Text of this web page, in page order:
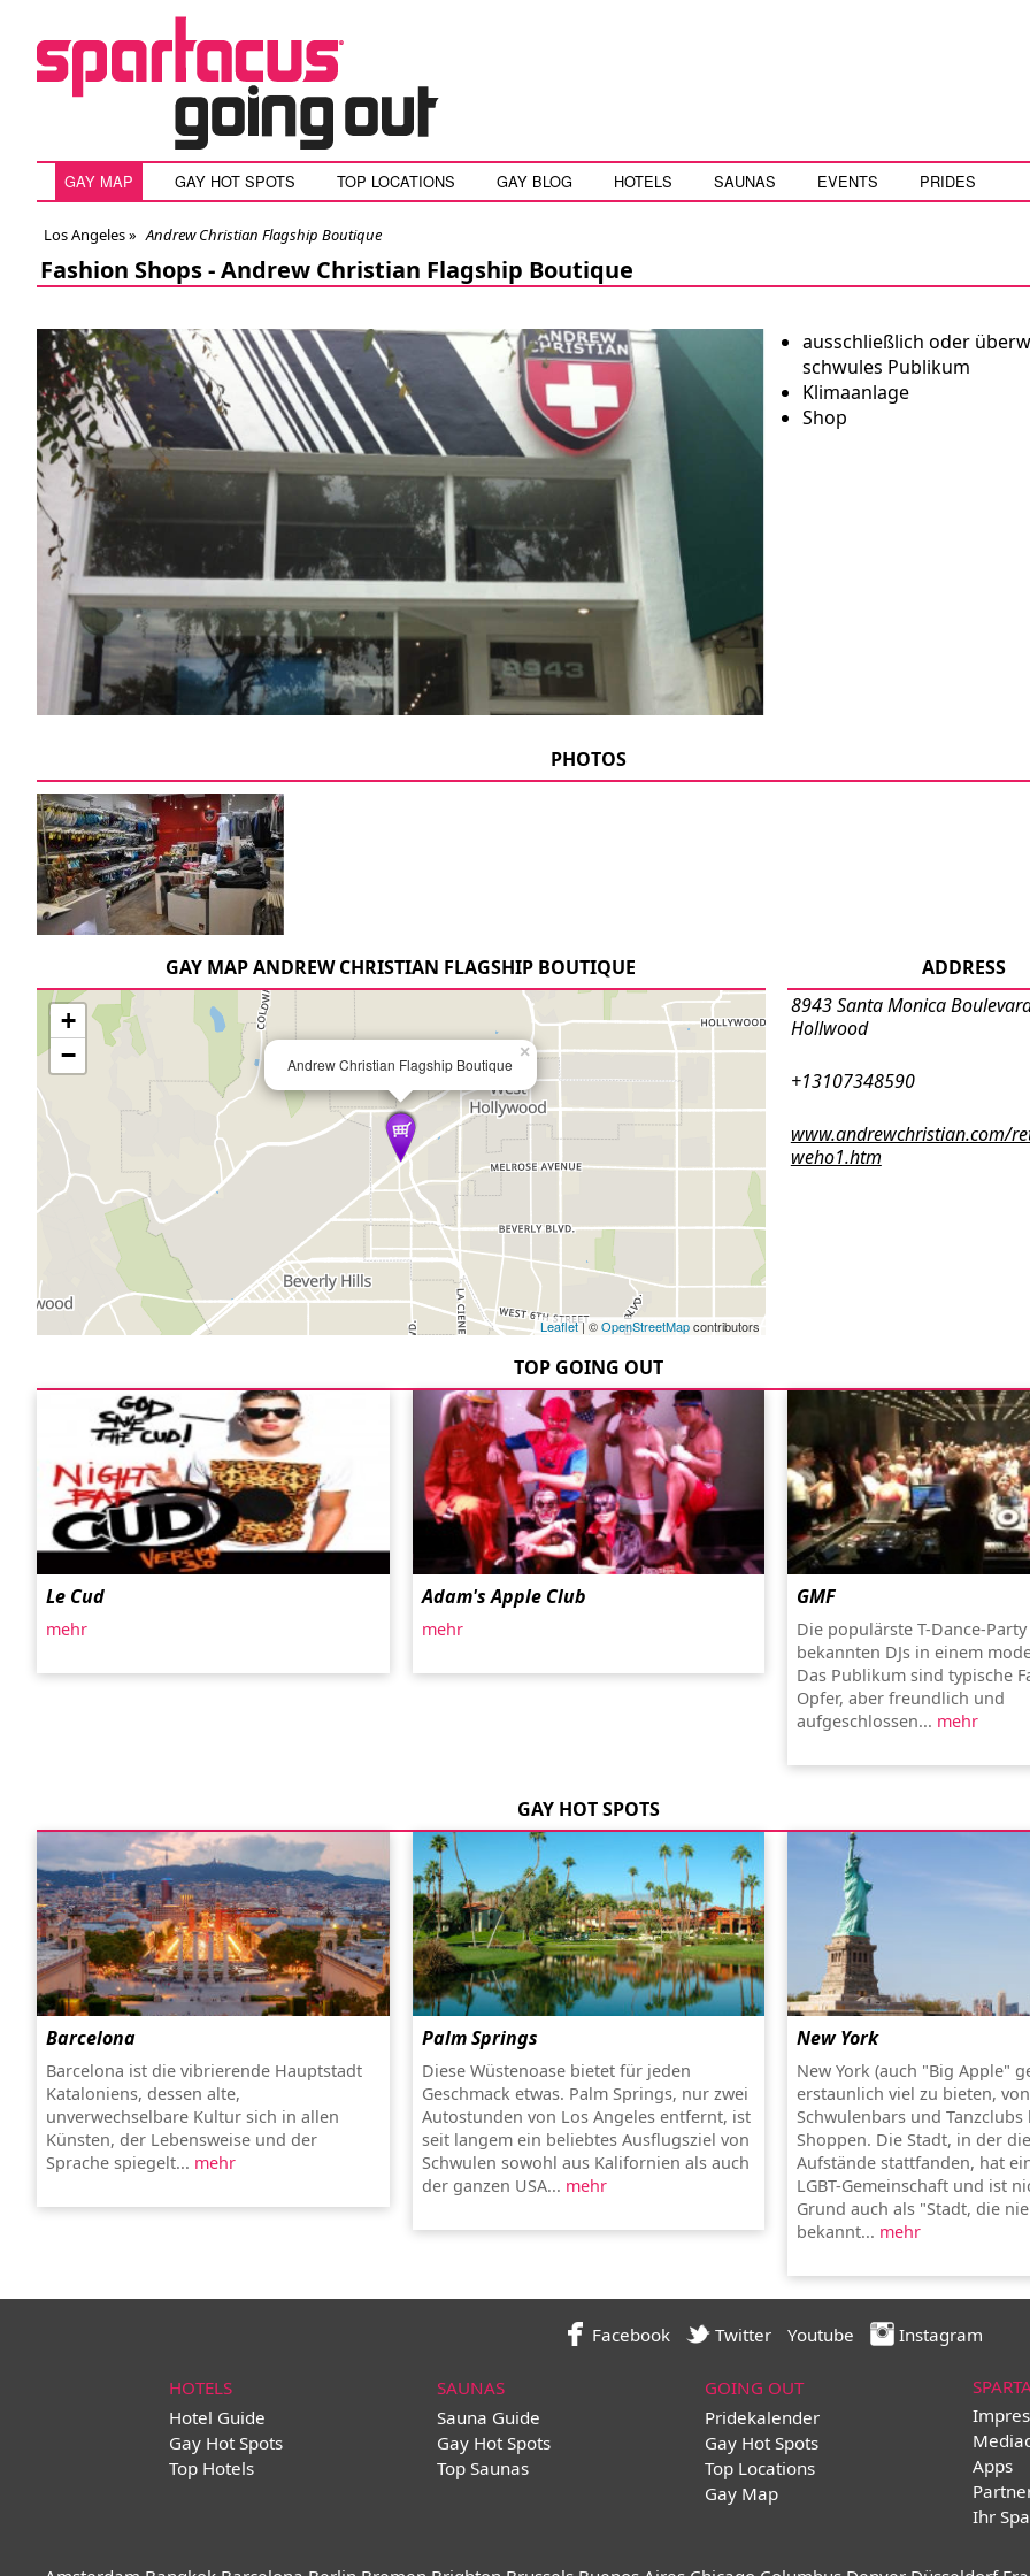
GAY MAP GAY HOT SPOTS TOP LOCATIONS GAY BLOG HOTELS SAUNAS EVENTS PRIDES
Los Angeles» Andrew Christian Flagship Boutique
Fashion Shops -Andrew Christian Flagship Boutique
ausschließlich oder
schwules Publikum
Klimaanlage
Shop
PHOTOS
ADDRESS
8943 Santa Monica
Hollwood
+13107348590
www.andrewchristian.com/
weho1.htm
GAY MAP ANDREW CHRISTIAN FLAGSHIP BOUTIQUE
Andrew Christian Flagship Boutique
×
+
−
Leaflet| ©OpenStreetMapcontributors
TOP GOING OUT
Le Cud
mehr
Adam's Apple Club
mehr
GMF
Die populärste T-Dance-
bekannten DJs in einem
Das Publikum sind typische
Opfer, aber freundlich und
aufgeschlossen... mehr
GAY HOT SPOTS
Barcelona
Barcelona ist die vibrierende Hauptstadt
Kataloniens, dessen alte,
unverwechselbare Kultur sich in allen
Künsten, der Lebensweise und der
Sprache spiegelt... mehr
Palm Springs
Diese Wüstenoase bietet für jeden
Geschmack etwas. Palm Springs, nur zwei
Autostunden von Los Angeles entfernt, ist
seit langem ein beliebtes Ausflugsziel von
Schwulen sowohl aus Kalifornien als auch
der ganzen USA... mehr
New York
New York (auch "Big Apple"
erstaunlich viel zu bieten,
Schwulenbars und
Shoppen. Die Stadt, in der
Aufstände stattfanden, hat
LGBT-Gemeinschaft und ist
Grund auch als "Stadt, die
bekannt... mehr
Facebook Twitter Youtube Instagram
HOTELS
Hotel Guide
Gay Hot Spots
Top Hotels
SAUNAS
Sauna Guide
Gay Hot Spots
Top Saunas
GOING OUT
Pridekalender
Gay Hot Spots
Top Locations
Gay Map
Apps
Ihr